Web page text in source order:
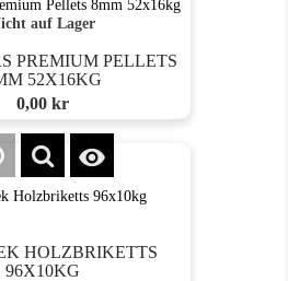
auf Lager
PREMIUM PELLETS
52X16KG
Preis
0,00 kr

HOLZBRIKETTS
96X10KG